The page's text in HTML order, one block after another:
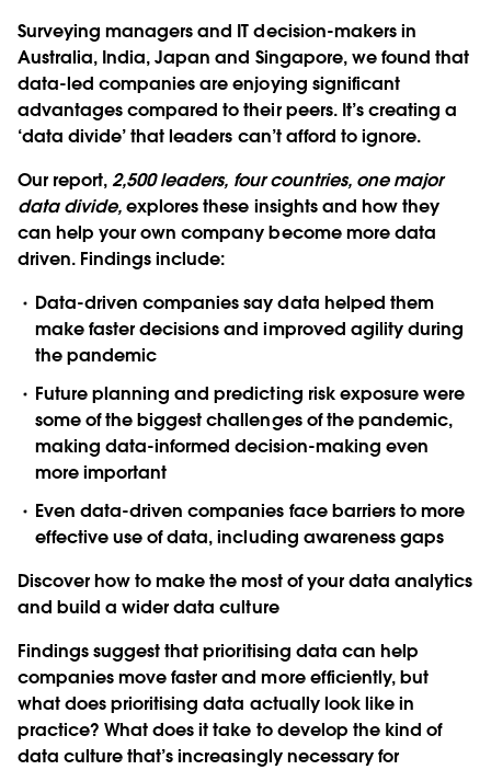
Surveying managers and IT decision-makers in
Australia, India, Japan and Singapore, we found that
data-led companies are enjoying significant
advantages compared to their peers. It’s creating a
‘data divide’ that leaders can’t afford to ignore.
Our report,2,500 leaders, four countries, one major
data divide,explores these insights and how they
can help your own company become more data
driven. Findings include:
Data-driven companies say data helped them
make faster decisions and improved agility during
the pandemic
Future planning and predicting risk exposure were
some of the biggest challenges of the pandemic,
making data-informed decision-making even
more important
Even data-driven companies face barriers to more
effective use of data, including awareness gaps
Discover how to make the most of your data analytics
and build a wider data culture
Findings suggest that prioritising data can help
companies move faster and more efficiently, but
what does prioritising data actually look like in
practice? What does it take to develop the kind of
data culture that’s increasingly necessary for